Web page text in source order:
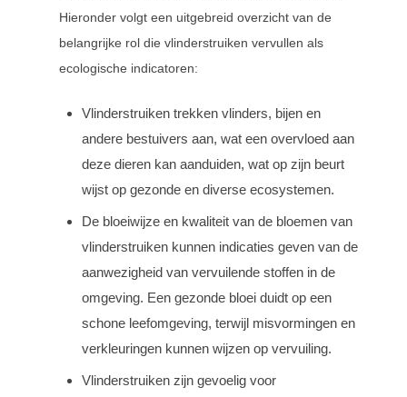
Hieronder volgt een uitgebreid overzicht van de
belangrijke rol die vlinderstruiken vervullen als
ecologische indicatoren:
Vlinderstruiken trekken vlinders, bijen en
andere bestuivers aan, wat een overvloed aan
deze dieren kan aanduiden, wat op zijn beurt
wijst op gezonde en diverse ecosystemen.
De bloeiwijze en kwaliteit van de bloemen van
vlinderstruiken kunnen indicaties geven van de
aanwezigheid van vervuilende stoffen in de
omgeving. Een gezonde bloei duidt op een
schone leefomgeving, terwijl misvormingen en
verkleuringen kunnen wijzen op vervuiling.
Vlinderstruiken zijn gevoelig voor